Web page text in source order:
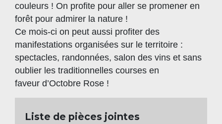
couleurs ! On profite pour aller se promener en
forêt pour admirer la nature !
Ce mois-ci on peut aussi profiter des
manifestations organisées sur le territoire :
spectacles, randonnées, salon des vins et sans
oublier les traditionnelles courses en
faveur d’Octobre Rose !
Liste de pièces jointes